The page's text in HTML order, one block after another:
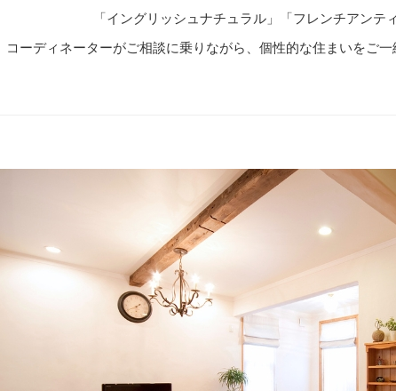
「イングリッシュナチュラル」「フレンチアンテ
コーディネーターがご相談に乗りながら、個性的な住まいをご一